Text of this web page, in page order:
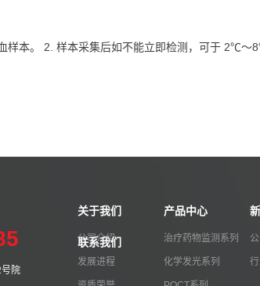
样本。 2. 样本采集后如不能立即检测，可于 2℃～
院
关于我们
公司介绍
发展进程
产品中心
治疗药物监测系列
化学发光系列
联系我们